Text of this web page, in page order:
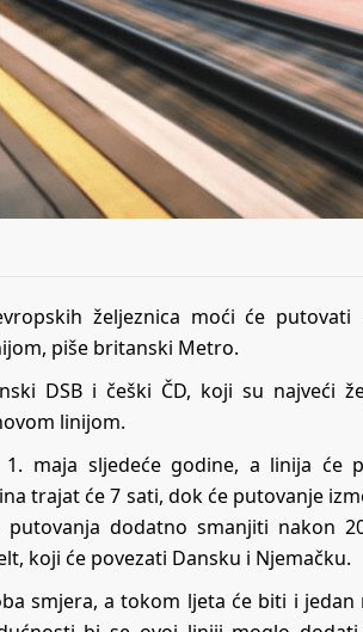
željeznica moći će
piše britanski Metro.
DSB i češki ČD, koji su najveći
linijom.
maja sljedeće godine, a linija će
trajat će 7 sati, dok će putovanje
dodatno smanjiti nakon
koji će povezati Dansku i Njemačku.
smjera, a tokom ljeta će biti i